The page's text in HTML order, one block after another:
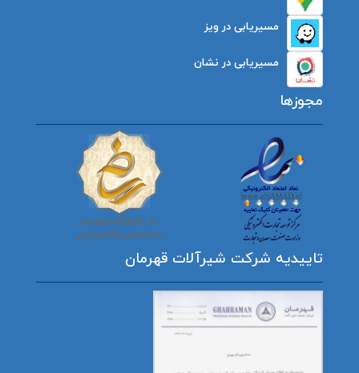
مسیریابی در ویز
مسیریابی در نشان
مجوزها
تاییدیه شرکت شیرآلات قهرمان